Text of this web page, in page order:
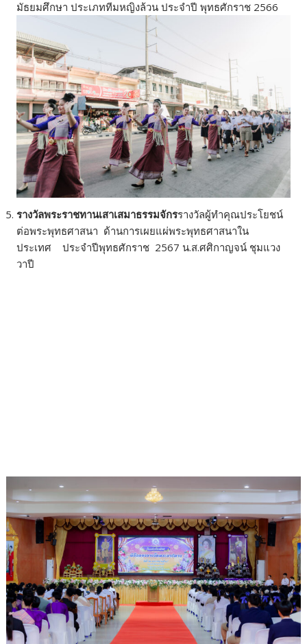
มัธยมศึกษา ประเภททีมหญิงล้วน ประจำปี พุทธศักราช 2566
รางวัลพระราชทานเสาเสมาธรรมจักรรางวัลผู้ทำคุณประโยชน์
ต่อพระพุทธศาสนา ด้านการเผยแผ่พระพุทธศาสนาใน
ประเทศ ประจำปีพุทธศักราช 2567 น.ส.ศศิกาญจน์ ชุมแวง
วาปี